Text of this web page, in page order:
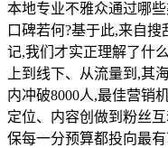
本地专业不雅众通过哪
口碑若何?基于此,来自
记,我们才实正理解了什
上到线下、从流量到,其
内冲破8000人,最佳营销
定位、内容创做到粉丝
保每一分预算都投向最